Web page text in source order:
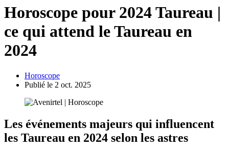
Horoscope pour 2024 Taureau |
ce qui attend le Taureau en
2024
Horoscope
Publié le 2 oct. 2025
Les événements majeurs qui influencent
les Taureau en 2024 selon les astres